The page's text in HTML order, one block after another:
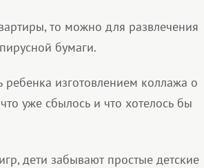
то можно для развлечения
бумаги.
изготовлением коллажа о
уже сбылось и что хотелось бы
дети забывают простые детские